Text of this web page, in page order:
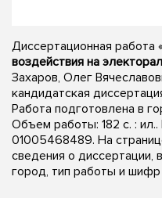
Диссертационная работа
воздействия на
Захаров, Олег
кандидатская
Работа подготовлена в
Объем работы: 182 с. :
01005468489. На
сведения о диссертации,
город, тип работы и шифр